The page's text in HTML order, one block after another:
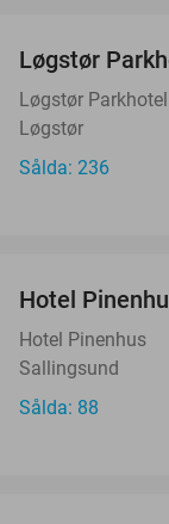
Løgstør
Løgstør Parkhotel
Løgstør
Sålda: 236
Hotel
Hotel Pinenhus
Sallingsund
Sålda: 88